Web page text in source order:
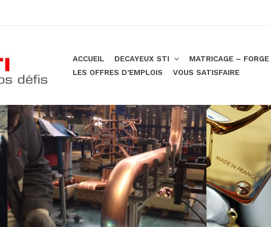
ACCUEIL DECAYEUX STI MATRICAGE – FORGE
LES OFFRES D’EMPLOIS
VOUS SATISFAIRE